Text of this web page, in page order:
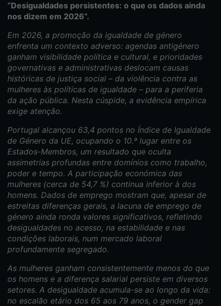
“Desigualdades persistentes: o que os dados ainda
nos dizem em 2026”.
Em 2026, a promoção da igualdade de género
enfrenta um contexto adverso: agendas antigénero
ganham visibilidade política e cultural, e prioridades
governativas e administrativas deslocam causas
históricas de justiça social – da violência contra as
mulheres às políticas de igualdade – para a periferia
da ação pública. Nesta cúspide, a evidência empírica
exige atenção.
Portugal alcançou 63,4 pontos no Índice de Igualdade
de Género da UE, ocupando o 10.º lugar entre os
Estados-Membros, um resultado que oculta
assimetrias profundas entre domínios como trabalho,
poder e tempo. A participação económica das
mulheres (cerca de 54,7 %) continua inferior à dos
homens. Dados de emprego mostram que, apesar de
estreitas diferenças gerais, a lacuna de emprego de
género ainda ronda valores significativos, refletindo
desigualdades no acesso, na estabilidade e nas
condições laborais, num mercado laboral
profundamente segregado.
As mulheres ganham consistentemente menos do que
os homens e a diferença salarial persiste em diversos
setores. A desigualdade acumula-se ao longo da vida:
no escalão etário dos 65 aos 79 anos, o gender gap